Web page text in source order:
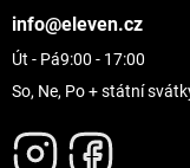
info@eleven.cz
Út - Pá9:00 - 17:00
So, Ne, Po + státní